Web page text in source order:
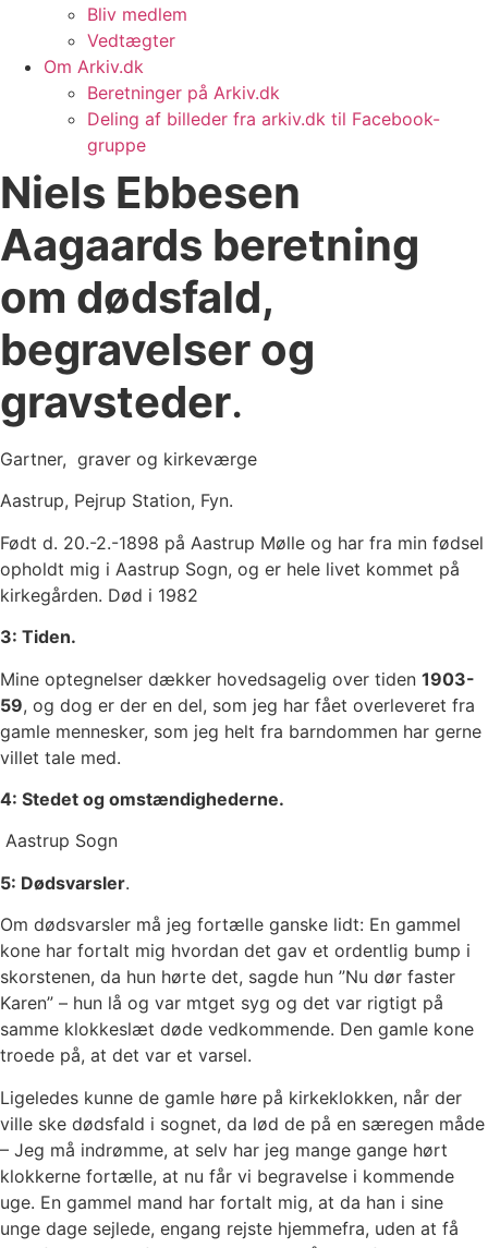
Bliv medlem
Vedtægter
Om Arkiv.dk
Beretninger på Arkiv.dk
Deling af billeder fra arkiv.dk til Facebook-
gruppe
Niels Ebbesen
Aagaards beretning
om dødsfald,
begravelser og
gravsteder.
Gartner, graver og kirkeværge
Aastrup, Pejrup Station, Fyn.
Født d. 20.-2.-1898 på Aastrup Mølle og har fra min fødsel
opholdt mig i Aastrup Sogn, og er hele livet kommet på
kirkegården. Død i 1982
3: Tiden.
Mine optegnelser dækker hovedsagelig over tiden 1903-
59, og dog er der en del, som jeg har fået overleveret fra
gamle mennesker, som jeg helt fra barndommen har gerne
villet tale med.
4: Stedet og omstændighederne.
Aastrup Sogn
5: Dødsvarsler.
Om dødsvarsler må jeg fortælle ganske lidt: En gammel
kone har fortalt mig hvordan det gav et ordentlig bump i
skorstenen, da hun hørte det, sagde hun ”Nu dør faster
Karen” – hun lå og var mtget syg og det var rigtigt på
samme klokkeslæt døde vedkommende. Den gamle kone
troede på, at det var et varsel.
Ligeledes kunne de gamle høre på kirkeklokken, når der
ville ske dødsfald i sognet, da lød de på en særegen måde
– Jeg må indrømme, at selv har jeg mange gange hørt
klokkerne fortælle, at nu får vi begravelse i kommende
uge. En gammel mand har fortalt mig, at da han i sine
unge dage sejlede, engang rejste hjemmefra, uden at få